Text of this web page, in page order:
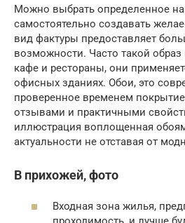
Можно выбрать определенное
самостоятельно создавать
вид фактуры предоставляет
возможности. Часто такой
кафе и рестораны, они
офисных зданиях. Обои, это
проверенное временем
отзывами и практичными
иллюстрация воплощенная
актуальности не отставая от
В прихожей, фото
Входная зона жилья,